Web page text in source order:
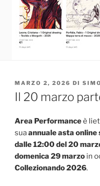
PUBBLICATO
IL
MARZO 2, 2026 DI
Il 20 marzo
Area Performanceè
suaannuale asta online
dalle 12:00 del 20
domenica 29 marzo in
Collezionando 2026.